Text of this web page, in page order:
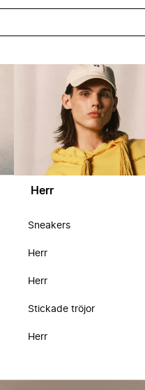
Herr
Sneakers
Herr
Herr
Stickade tröjor
Herr